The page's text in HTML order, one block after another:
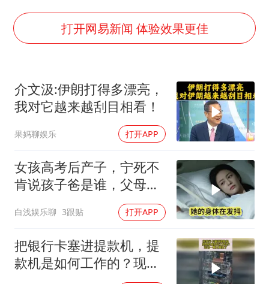
高铁双人座被免票儿童挤成3人座
上海将苏州河水强排至黄浦江
男子攒206小时加班调休被拒获赔1.6万
真理之光，何以能照亮复兴之路？
打开网易新闻 体验效果更佳
介文汲:伊朗打得多漂亮，
我对它越来越刮目相看！
果妈聊娱乐 打开APP
女孩高考后产子，宁死不
肯说孩子爸是谁，父母查
白浅娱乐聊 3跟贴 打开APP
把银行卡塞进提款机，提
款机是如何工作的？现场